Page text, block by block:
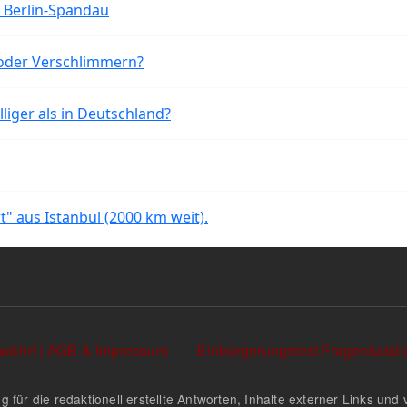
Spandau
Verschlimmern?
als in Deutschland?
aus Istanbul (2000 km weit).
| AGB & Impressum Einbürgerungstest
für die redaktionell erstellte Antworten, Inhalte externer Links